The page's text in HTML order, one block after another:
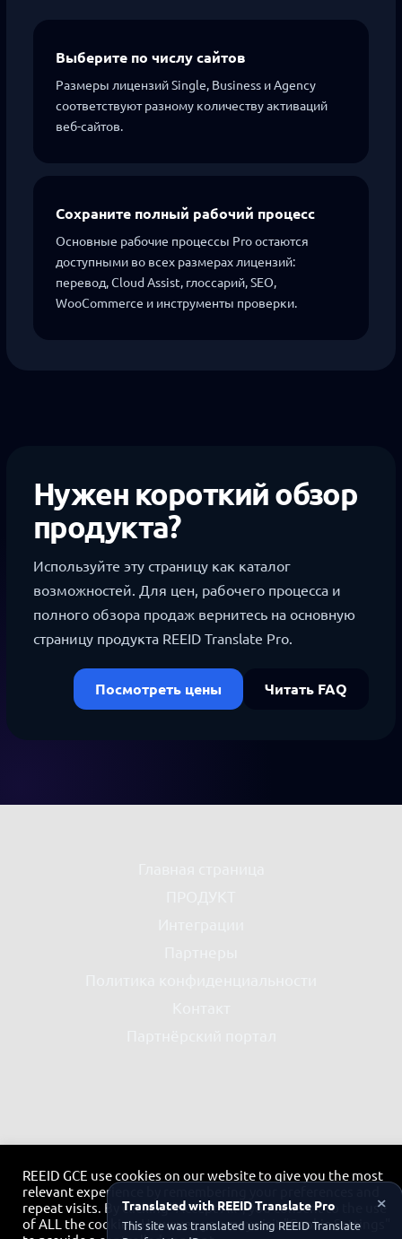
Выберите по числу сайтов
Размеры лицензий Single, Business и Agency
соответствуют разному количеству активаций
веб-сайтов.
Сохраните полный рабочий процесс
Основные рабочие процессы Pro остаются
доступными во всех размерах лицензий:
перевод, Cloud Assist, глоссарий, SEO,
WooCommerce и инструменты проверки.
Нужен короткий обзор
продукта?
Используйте эту страницу как каталог
возможностей. Для цен, рабочего процесса и
полного обзора продаж вернитесь на основную
страницу продукта REEID Translate Pro.
Посмотреть цены Читать FAQ
REEID GCE use cookies on our website to give you the most
relevant experience by remembering your preferences and
repeat visits. By clicking “Accept All”, you consent to the use
of ALL the cookies. However, you may visit "Cookie Settings"
×
Translated with REEID Translate Pro
This site was translated using REEID Translate